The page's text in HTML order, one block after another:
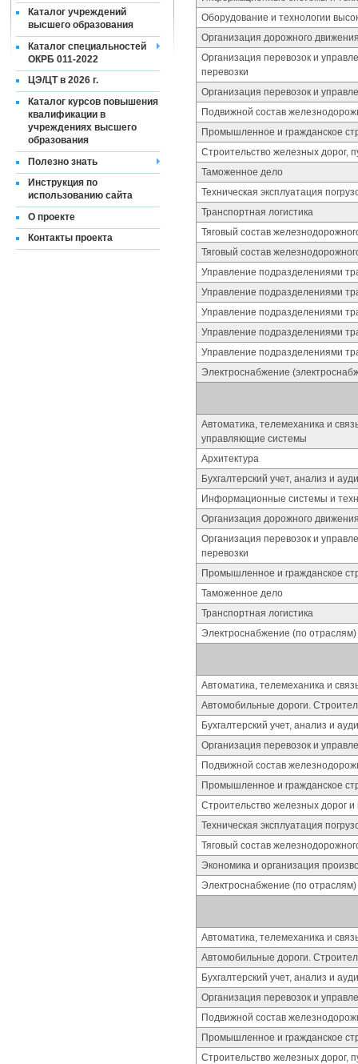
Каталог учреждений
высшего образования
Каталог специальностей
ОКРБ 011-2022
ЦЭ/ЦТ в 2026 г.
Каталог курсов повышения
квалификации в
учреждениях высшего
образования
Полезно знать
Инструкция по
использованию сайта
О проекте
Контакты проекта
Оборудование и технологии
Организация дорожного
Организация перевозок и
перевозки
Организация перевозок и
Подвижной состав
Промышленное и гражданское
Строительство железных дорог,
Таможенное дело
Техническая эксплуатация
Транспортная логистика
Тяговый состав
Тяговый состав
Управление подразделениями
Управление подразделениями
Управление подразделениями
Управление подразделениями
Управление подразделениями
Электроснабжение
Автоматика, телемеханика и
управляющие системы
Архитектура
Бухгалтерский учет, анализ и
Информационные системы и
Организация дорожного
Организация перевозок и
перевозки
Промышленное и гражданское
Таможенное дело
Транспортная логистика
Электроснабжение (по отраслям)
Автоматика, телемеханика и
Автомобильные дороги.
Бухгалтерский учет, анализ и
Организация перевозок и
Подвижной состав
Промышленное и гражданское
Строительство железных дорог и
Техническая эксплуатация
Тяговый состав
Экономика и организация
Электроснабжение (по отраслям)
Автоматика, телемеханика и
Автомобильные дороги.
Бухгалтерский учет, анализ и
Организация перевозок и
Подвижной состав
Промышленное и гражданское
Строительство железных дорог,